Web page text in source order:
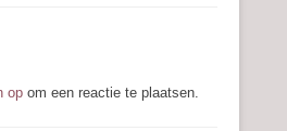
op om een reactie te plaatsen.